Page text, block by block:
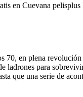
en Cuevana
70, en plena
ladrones para
que una serie de